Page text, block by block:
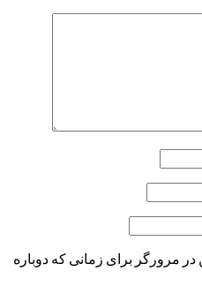
مرورگر برای زمانی که دوباره